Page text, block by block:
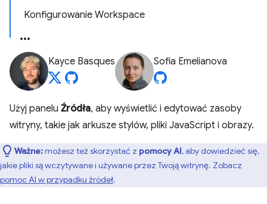
Konfigurowanie Workspace
Kayce Basques Sofia Emelianova
Użyj panelu Źródła, aby wyświetlić i edytować zasoby
witryny, takie jak arkusze stylów, pliki JavaScript i obrazy.
Ważne:możesz też skorzystać z pomocy AI, aby dowiedzieć się,
jakie pliki są wczytywane i używane przez Twoją witrynę. Zobacz
pomoc AI w przypadku źródeł.